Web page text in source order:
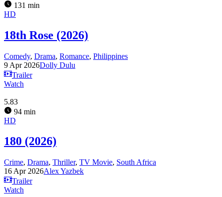
131 min
HD
18th Rose (2026)
Comedy, Drama, Romance, Philippines
9 Apr 2026Dolly Dulu
Trailer
Watch
5.83
94 min
HD
180 (2026)
Crime, Drama, Thriller, TV Movie, South Africa
16 Apr 2026Alex Yazbek
Trailer
Watch